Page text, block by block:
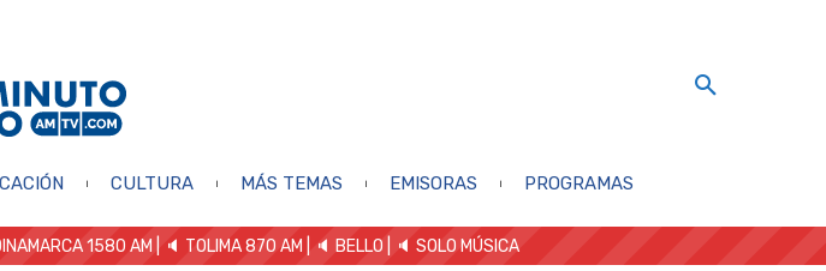
CULTURA MÁS TEMAS EMISORAS PROGRAMAS
1580 AM | 🔈 TOLIMA 870 AM | 🔈 BELLO 🔈 SOLO MÚSICA